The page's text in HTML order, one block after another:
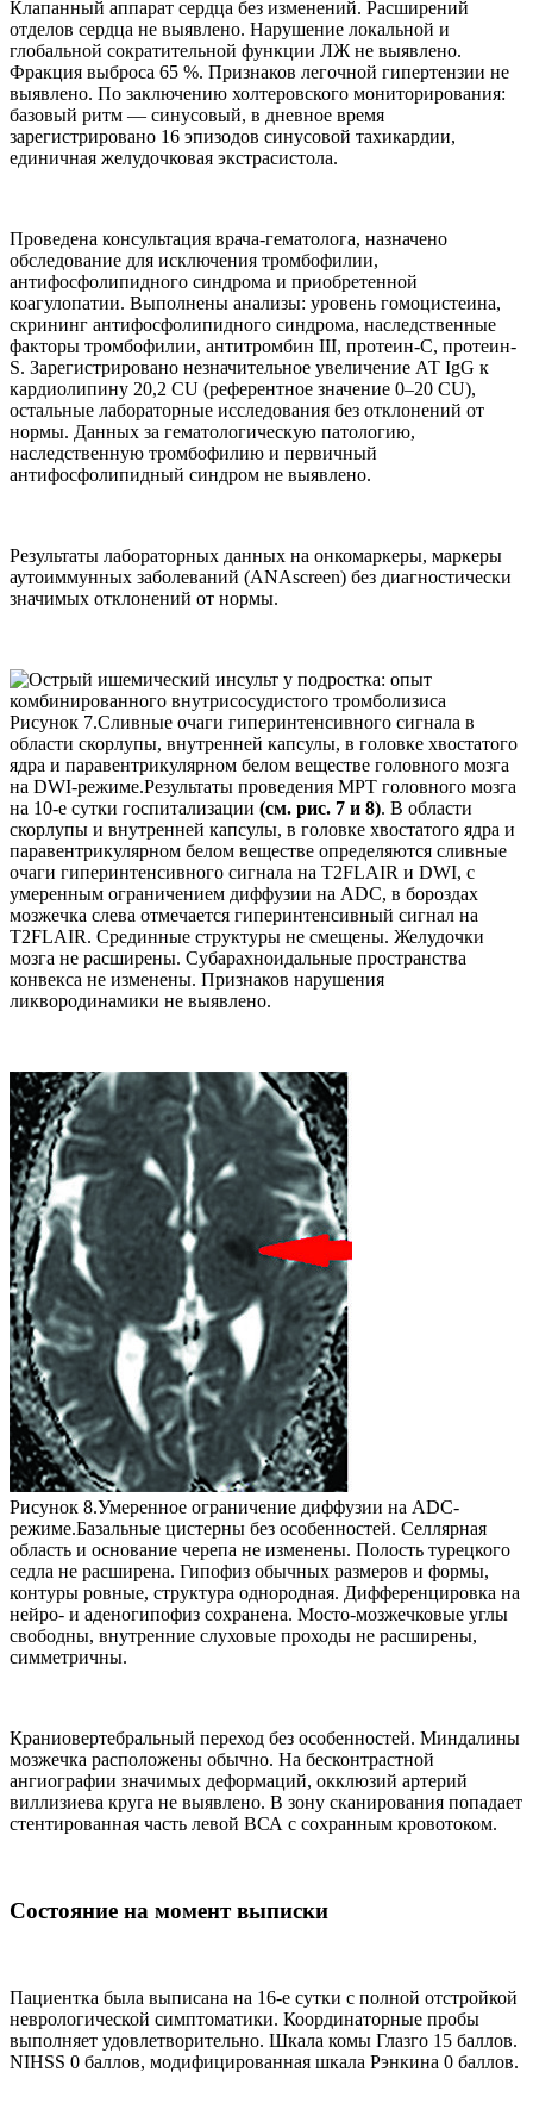
Клапанный аппарат сердца без изменений. Расширений
отделов сердца не выявлено. Нарушение локальной и
глобальной сократительной функции ЛЖ не выявлено.
Фракция выброса 65 %. Признаков легочной гипертензии не
выявлено. По заключению холтеровского мониторирования:
базовый ритм — синусовый, в дневное время
зарегистрировано 16 эпизодов синусовой тахикардии,
единичная желудочковая экстрасистола.
Проведена консультация врача-гематолога, назначено
обследование для исключения тромбофилии,
антифосфолипидного синдрома и приобретенной
коагулопатии. Выполнены анализы: уровень гомоцистеина,
скрининг антифосфолипидного синдрома, наследственные
факторы тромбофилии, антитромбин III, протеин-С, протеин-
S. Зарегистрировано незначительное увеличение АТ IgG к
кардиолипину 20,2 СU (референтное значение 0–20 СU),
остальные лабораторные исследования без отклонений от
нормы. Данных за гематологическую патологию,
наследственную тромбофилию и первичный
антифосфолипидный синдром не выявлено.
Результаты лабораторных данных на онкомаркеры, маркеры
аутоиммунных заболеваний (ANAscreen) без диагностически
значимых отклонений от нормы.
Рисунок 7.Сливные очаги гиперинтенсивного сигнала в
области скорлупы, внутренней капсулы, в головке хвостатого
ядра и паравентрикулярном белом веществе головного мозга
на DWI-режиме.Результаты проведения МРТ головного мозга
на 10-е сутки госпитализации (см. рис. 7 и 8). В области
скорлупы и внутренней капсулы, в головке хвостатого ядра и
паравентрикулярном белом веществе определяются сливные
очаги гиперинтенсивного сигнала на Т2FLAIR и DWI, с
умеренным ограничением диффузии на ADC, в бороздах
мозжечка слева отмечается гиперинтенсивный сигнал на
Т2FLAIR. Срединные структуры не смещены. Желудочки
мозга не расширены. Субарахноидальные пространства
конвекса не изменены. Признаков нарушения
ликвородинамики не выявлено.
Рисунок 8.Умеренное ограничение диффузии на ADC-
режиме.Базальные цистерны без особенностей. Селлярная
область и основание черепа не изменены. Полость турецкого
седла не расширена. Гипофиз обычных размеров и формы,
контуры ровные, структура однородная. Дифференцировка на
нейро- и аденогипофиз сохранена. Мосто-мозжечковые углы
свободны, внутренние слуховые проходы не расширены,
симметричны.
Краниовертебральный переход без особенностей. Миндалины
мозжечка расположены обычно. На бесконтрастной
ангиографии значимых деформаций, окклюзий артерий
виллизиева круга не выявлено. В зону сканирования попадает
стентированная часть левой ВСА с сохранным кровотоком.
Состояние на момент выписки
Пациентка была выписана на 16-е сутки с полной отстройкой
неврологической симптоматики. Координаторные пробы
выполняет удовлетворительно. Шкала комы Глазго 15 баллов.
NIHSS 0 баллов, модифицированная шкала Рэнкина 0 баллов.